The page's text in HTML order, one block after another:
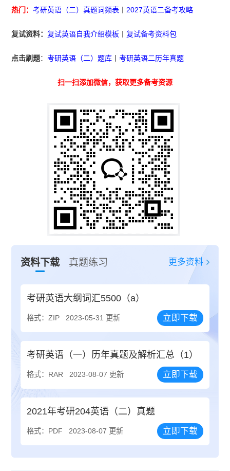
热门：考研英语（二）真题词频表 丨2027英语二备考攻略
复试资料：复试英语自我介绍模板 丨复试备考资料包
点击刷题：考研英语（二）题库 丨考研英语二历年真题
扫一扫添加微信，获取更多备考资源
资料下载 真题练习 更多资料
考研英语大纲词汇5500（a）
格式：ZIP 2023-05-31 更新 立即下载
考研英语（一）历年真题及解析汇总（1）
格式：RAR 2023-08-07 更新 立即下载
2021年考研204英语（二）真题
格式：PDF 2023-08-07 更新 立即下载